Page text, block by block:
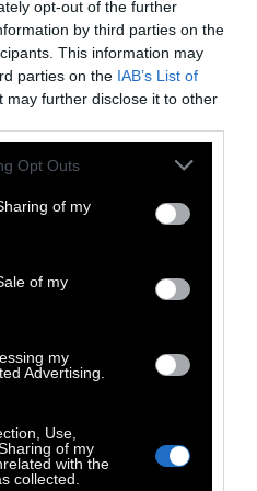
opt-out of the further
by third parties on the
This information may
parties on the IAB’s List of
may further disclose it to other
Opt Outs
of my
of my
my
Advertising.
Use,
of my
with the
collected.
φίλους, φίλους
γονείς,
φιλοξενίας, που τον